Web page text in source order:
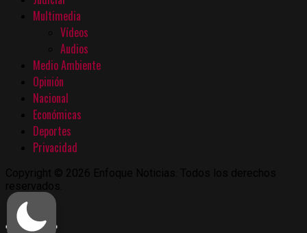
Multimedia
Vídeos
Audios
Medio Ambiente
Opinión
Nacional
Económicas
Deportes
Privacidad